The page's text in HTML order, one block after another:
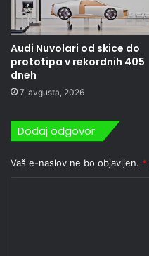
Audi Nuvolari od skice do
prototipa v rekordnih 405
dneh
7. avgusta, 2026
Dodaj odgovor
Vaš e-naslov ne bo objavljen. *